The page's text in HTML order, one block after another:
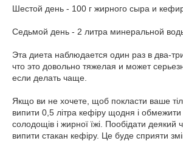
Шестой день - 100 г жирного сыра и
Седьмой день - 2 литра минеральной
Эта диета наблюдается один раз в два-
что это довольно тяжелая и может
если делать чаще.
Якщо ви не хочете, щоб покласти ваше тіло
випити 0,5 літра кефіру щодня і
солодощів і жирної їжі. Пообідати деякий
випити стакан кефіру. Це буде сприяти